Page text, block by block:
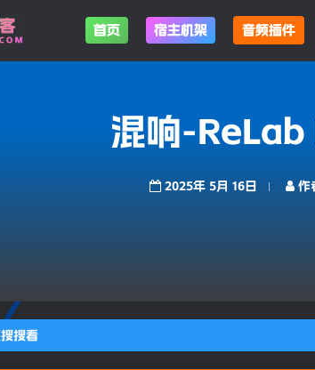
混响-
2025年 5月 16日 作
首页 宿主机架 音频插件
搜看
搜看
重要、重要、重要，一定要看！
重要、重要、重要，一定要看！